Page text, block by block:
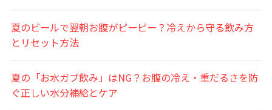
夏のビールで翌朝お腹がピーピー？冷えから守る飲み方
とリセット方法
夏の「お水ガブ飲み」はNG？お腹の冷え・重だるさを防
ぐ正しい水分補給とケア